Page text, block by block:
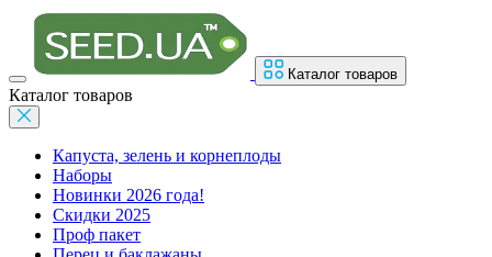
Каталог товаров
Каталог товаров
Капуста, зелень и корнеплоды
Наборы
Новинки 2026 года!
Скидки 2025
Проф пакет